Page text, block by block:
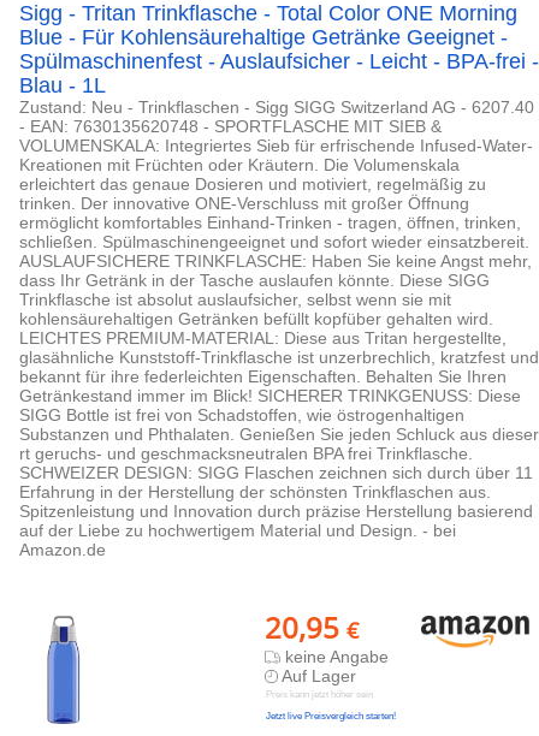
Sigg - Tritan Trinkflasche - Total Color ONE Morning
Blue - Für Kohlensäurehaltige Getränke Geeignet -
Spülmaschinenfest - Auslaufsicher - Leicht - BPA-frei -
Blau - 1L
Zustand: Neu - Trinkflaschen - Sigg SIGG Switzerland AG - 6207.40
- EAN: 7630135620748 - SPORTFLASCHE MIT SIEB &
VOLUMENSKALA: Integriertes Sieb für erfrischende Infused-Water-
Kreationen mit Früchten oder Kräutern. Die Volumenskala
erleichtert das genaue Dosieren und motiviert, regelmäßig zu
trinken. Der innovative ONE-Verschluss mit großer Öffnung
ermöglicht komfortables Einhand-Trinken - tragen, öffnen, trinken,
schließen. Spülmaschinengeeignet und sofort wieder einsatzbereit.
AUSLAUFSICHERE TRINKFLASCHE: Haben Sie keine Angst mehr,
dass Ihr Getränk in der Tasche auslaufen könnte. Diese SIGG
Trinkflasche ist absolut auslaufsicher, selbst wenn sie mit
kohlensäurehaltigen Getränken befüllt kopfüber gehalten wird.
LEICHTES PREMIUM-MATERIAL: Diese aus Tritan hergestellte,
glasähnliche Kunststoff-Trinkflasche ist unzerbrechlich, kratzfest und
bekannt für ihre federleichten Eigenschaften. Behalten Sie Ihren
Getränkestand immer im Blick! SICHERER TRINKGENUSS: Diese
SIGG Bottle ist frei von Schadstoffen, wie östrogenhaltigen
Substanzen und Phthalaten. Genießen Sie jeden Schluck aus dieser
rt geruchs- und geschmacksneutralen BPA frei Trinkflasche.
SCHWEIZER DESIGN: SIGG Flaschen zeichnen sich durch über 11
Erfahrung in der Herstellung der schönsten Trinkflaschen aus.
Spitzenleistung und Innovation durch präzise Herstellung basierend
auf der Liebe zu hochwertigem Material und Design. - bei
Amazon.de
20,95 €
keine Angabe
Auf Lager
Preis kann jetzt höher sein
Jetzt live Preisvergleich starten!